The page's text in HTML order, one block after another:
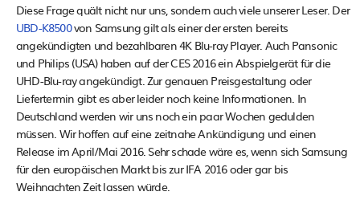
Diese Frage quält nicht nur uns, sondern auch viele unserer Leser. Der
UBD-K8500von Samsung gilt als einer der ersten bereits
angekündigten und bezahlbaren 4K Blu-ray Player. Auch Pansonic
und Philips (USA) haben auf der CES 2016 ein Abspielgerät für die
UHD-Blu-ray angekündigt. Zur genauen Preisgestaltung oder
Liefertermin gibt es aber leider noch keine Informationen. In
Deutschland werden wir uns noch ein paar Wochen gedulden
müssen. Wir hoffen auf eine zeitnahe Ankündigung und einen
Release im April/Mai 2016. Sehr schade wäre es, wenn sich Samsung
für den europäischen Markt bis zur IFA 2016 oder gar bis
Weihnachten Zeit lassen würde.